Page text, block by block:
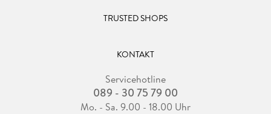
TRUSTED SHOPS
KONTAKT
Servicehotline
089 - 30 75 79 00
Mo. - Sa. 9.00 - 18.00 Uhr